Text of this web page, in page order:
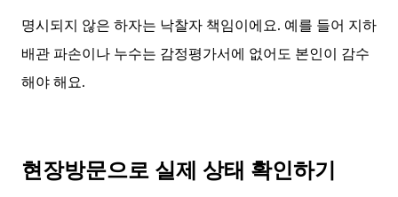
명시되지 않은 하자는 낙찰자 책임이에요. 예를 들어 지하
배관 파손이나 누수는 감정평가서에 없어도 본인이 감수
해야 해요.
현장방문으로 실제 상태 확인하기